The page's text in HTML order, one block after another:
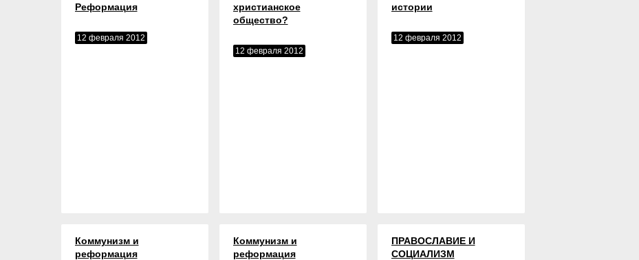
Реформация
12 февраля 2012
христианское
общество?
12 февраля 2012
истории
12 февраля 2012
Коммунизм и
реформация
Коммунизм и
реформация
ПРАВОСЛАВИЕ И
СОЦИАЛИЗМ